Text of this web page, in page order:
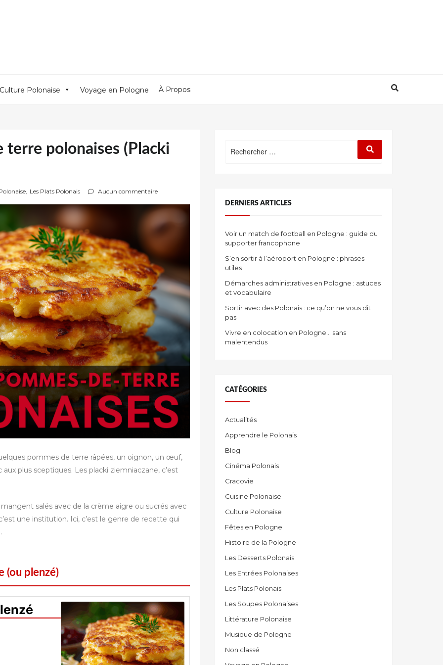
Culture Polonaise Voyage en Pologne À Propos
terre polonaises (Placki
, Les Plats Polonais Aucun commentaire
pommes de terre râpées, un oignon, un œuf,
plus sceptiques. Les placki ziemniaczane, c’est
salés avec de la crème aigre ou sucrés avec
une institution. Ici, c’est le genre de recette qui
(ou plenzé)
Rechercher
DERNIERS ARTICLES
Voir un match de football en Pologne : guide du
supporter francophone
S’en sortir à l’aéroport en Pologne : phrases
utiles
Démarches administratives en Pologne : astuces
et vocabulaire
Sortir avec des Polonais : ce qu’on ne vous dit
pas
Vivre en colocation en Pologne… sans
malentendus
CATÉGORIES
Actualités
Apprendre le Polonais
Blog
Cinéma Polonais
Cracovie
Cuisine Polonaise
Culture Polonaise
Fêtes en Pologne
Histoire de la Pologne
Les Desserts Polonais
Les Entrées Polonaises
Les Plats Polonais
Les Soupes Polonaises
Littérature Polonaise
Musique de Pologne
Non classé